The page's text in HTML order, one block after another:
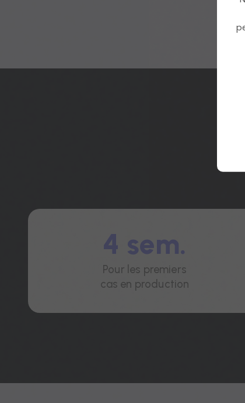
4 sem.
Pour les premiers
cas en production